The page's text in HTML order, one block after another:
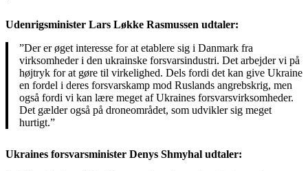
Udenrigsminister Lars Løkke Rasmussen udtaler:
”Der er øget interesse for at etablere sig i Danmark fra
virksomheder i den ukrainske forsvarsindustri. Det arbejder vi på
højtryk for at gøre til virkelighed. Dels fordi det kan give Ukraine
en fordel i deres forsvarskamp mod Ruslands angrebskrig, men
også fordi vi kan lære meget af Ukraines forsvarsvirksomheder.
Det gælder også på droneområdet, som udvikler sig meget
hurtigt.”
Ukraines forsvarsminister Denys Shmyhal udtaler: